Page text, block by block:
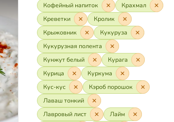
Кофейный напиток
Крахмал
Креветки
Кролик
Крыжовник
Кукуруза
Кукурузная полента
Кунжут белый
Курага
Курица
Куркума
Кус-кус
Кэроб порошок
Лаваш тонкий
Лавровый лист
Лайм